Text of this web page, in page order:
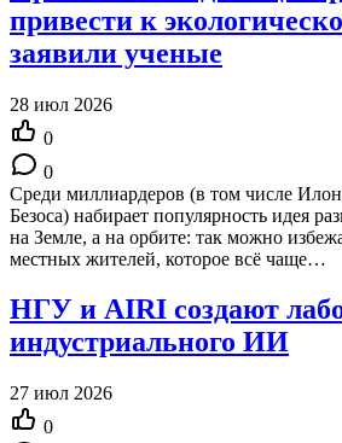
привести к
заявили ученые
28 июл 2026
0
0
Среди миллиардеров (в том числе
Безоса) набирает популярность идея
на Земле, а на орбите: так можно
местных жителей, которое всё чаще…
НГУ и AIRI создают
индустриального ИИ
27 июл 2026
0